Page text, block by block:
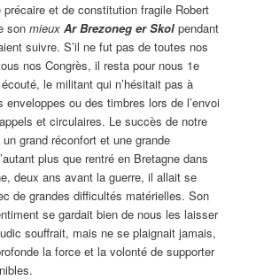
précaire et de constitution fragile Robert
sonmieuxAr Brezoneg er Skol pendant
suivre. S’il ne fut pas de toutes nos
nos Congrès, il resta pour nous 1e
le militant qui n’hésitait pas à
enveloppes ou des timbres lors de l’envoi
et circulaires. Le succès de notre
grand réconfort et une grande
plus que rentré en Bretagne dans
deux ans avant la guerre, il allait se
de grandes difficultés matérielles. Son
se gardait bien de nous les laisser
souffrait, mais ne se plaignait jamais,
la force et la volonté de supporter